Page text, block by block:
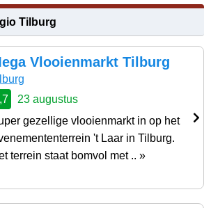
Tilburg
Vlooienmarkt Tilburg
23 augustus
gezellige vlooienmarkt in op het
't Laar in Tilburg.
terrein staat bomvol met .. »